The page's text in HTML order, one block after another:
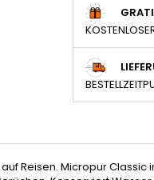
Reisen. Micropur